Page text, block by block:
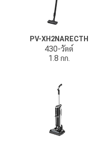
PV-XH2NARECTH
430-วัตต์
1.8 กก.